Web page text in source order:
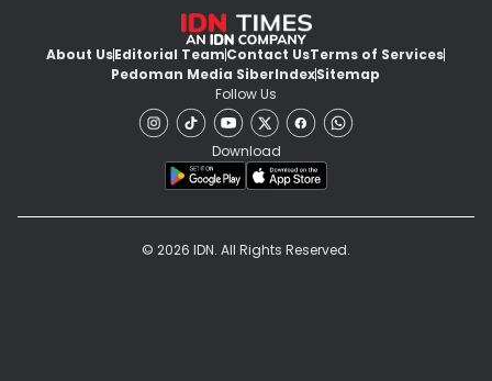
About UsEditorial TeamContact UsTerms of Services
Pedoman Media SiberIndexSitemap
Follow Us
Download
© 2026 IDN. All Rights Reserved.